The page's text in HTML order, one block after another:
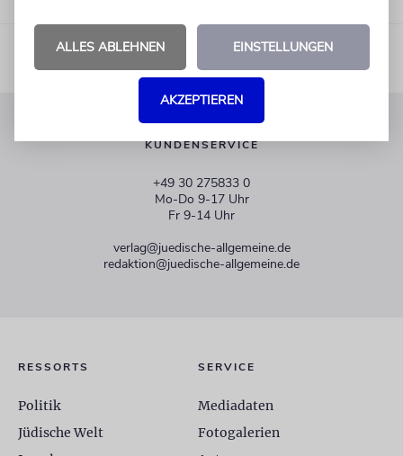
KUNDENSERVICE
+49 30 275833 0
Mo-Do 9-17 Uhr
Fr 9-14 Uhr
verlag@juedische-allgemeine.de
redaktion@juedische-allgemeine.de
RESSORTS
Politik
Jüdische Welt
SERVICE
Mediadaten
Fotogalerien
ALLES ABLEHNEN EINSTELLUNGEN
AKZEPTIEREN